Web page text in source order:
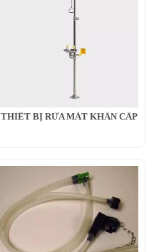
THIẾT BỊ RỬA MẮT KHẨN CẤP